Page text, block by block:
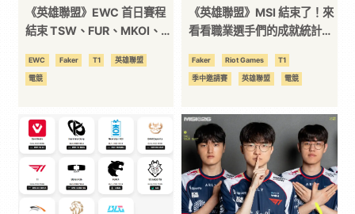
｜
3C
技
全
《英雄聯盟》EWC 首日賽程
結束 TSW、FUR、MKOI、
虐ML
EWC Faker T1 英雄聯盟
電競
《英雄聯盟》MSI 結束了！來
看看職業選手們的成就統計&
Faker Riot Games T1
季中邀請賽 英雄聯盟 電競